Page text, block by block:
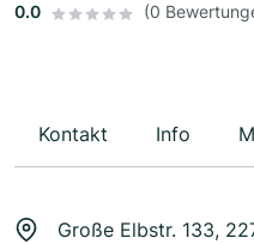
0.0 (0
Kontakt Info
Große Elbstr. 133,